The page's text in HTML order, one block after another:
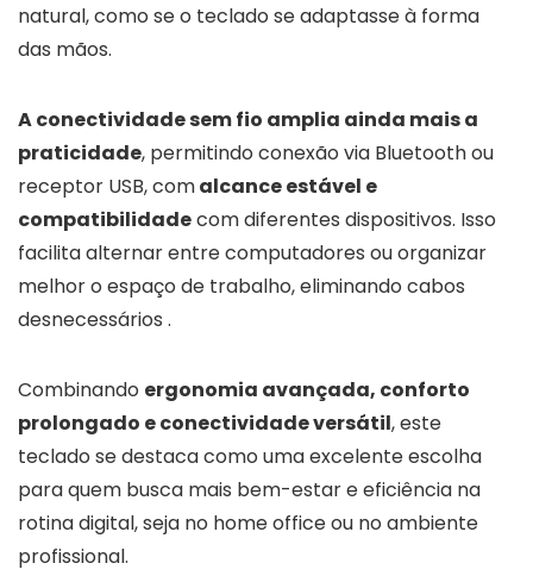
natural, como se o teclado se adaptasse à forma
das mãos.
A conectividade sem fio amplia ainda mais a
praticidade, permitindo conexão via Bluetooth ou
receptor USB, comalcance estável e
compatibilidadecom diferentes dispositivos. Isso
facilita alternar entre computadores ou organizar
melhor o espaço de trabalho, eliminando cabos
desnecessários .
Combinando ergonomia avançada, conforto
prolongado e conectividade versátil, este
teclado se destaca como uma excelente escolha
para quem busca mais bem-estar e eficiência na
rotina digital, seja no home office ou no ambiente
profissional.